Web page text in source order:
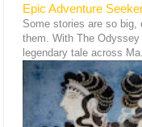
Epic Adventure
Some stories are so big,
them. With The Odyssey
legendary tale across